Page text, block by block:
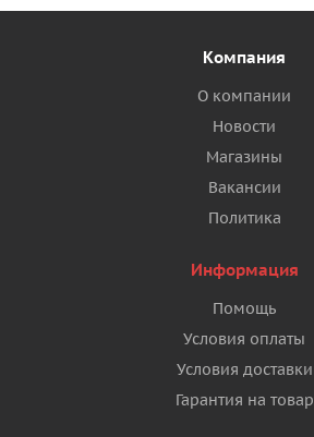
Компания
О компании
Новости
Магазины
Вакансии
Политика
Информация
Помощь
Условия оплаты
Условия доставки
Гарантия на товар